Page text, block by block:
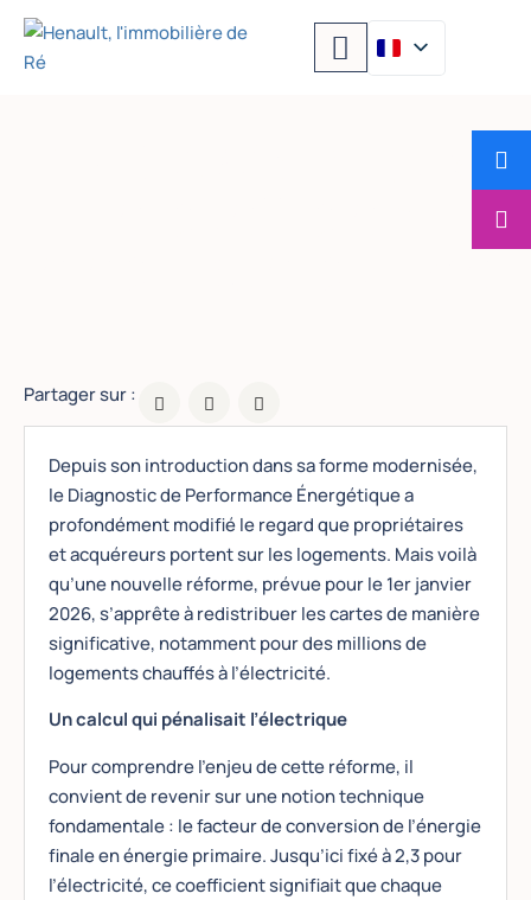
DPE 2026 à Loix :
électrique corrigé
Partager sur :
Depuis son introduction dans sa forme modernisée,
le Diagnostic de Performance Énergétique a
profondément modifié le regard que propriétaires
et acquéreurs portent sur les logements. Mais voilà
qu’une nouvelle réforme, prévue pour le 1er janvier
2026, s’apprête à redistribuer les cartes de manière
significative, notamment pour des millions de
logements chauffés à l’électricité.
Un calcul qui pénalisait l’électrique
Pour comprendre l’enjeu de cette réforme, il
convient de revenir sur une notion technique
fondamentale : le facteur de conversion de l’énergie
finale en énergie primaire. Jusqu’ici fixé à 2,3 pour
l’électricité, ce coefficient signifiait que chaque